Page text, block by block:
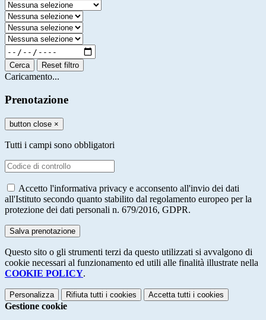
Cerca Reset filtro
Caricamento...
Prenotazione
button close ×
Tutti i campi sono obbligatori
Accetto l'informativa privacy e acconsento all'invio dei dati
all'Istituto secondo quanto stabilito dal regolamento europeo per la
protezione dei dati personali n. 679/2016, GDPR.
Questo sito o gli strumenti terzi da questo utilizzati si avvalgono di
cookie necessari al funzionamento ed utili alle finalità illustrate nella
COOKIE POLICY.
Personalizza Rifiuta tutti i cookies Accetta tutti i cookies
Gestione cookie